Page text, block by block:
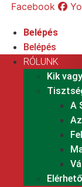
Facebook
Belépés
Belépés
RÓLUNK
Kik
A